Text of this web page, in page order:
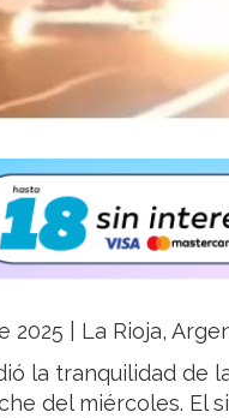
2025 | La Rioja,
la tranquilidad de
del miércoles. El